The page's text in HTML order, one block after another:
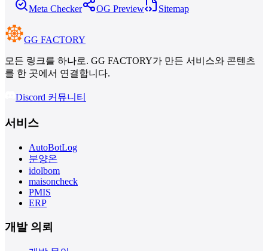
Meta Checker OG Preview Sitemap
GG FACTORY
모든 링크를 하나로. GG FACTORY가 만든 서비스와 콘텐츠
를 한 곳에서 연결합니다.
Discord 커뮤니티
서비스
AutoBotLog
분양온
idolbom
maisoncheck
PMIS
ERP
개발 의뢰